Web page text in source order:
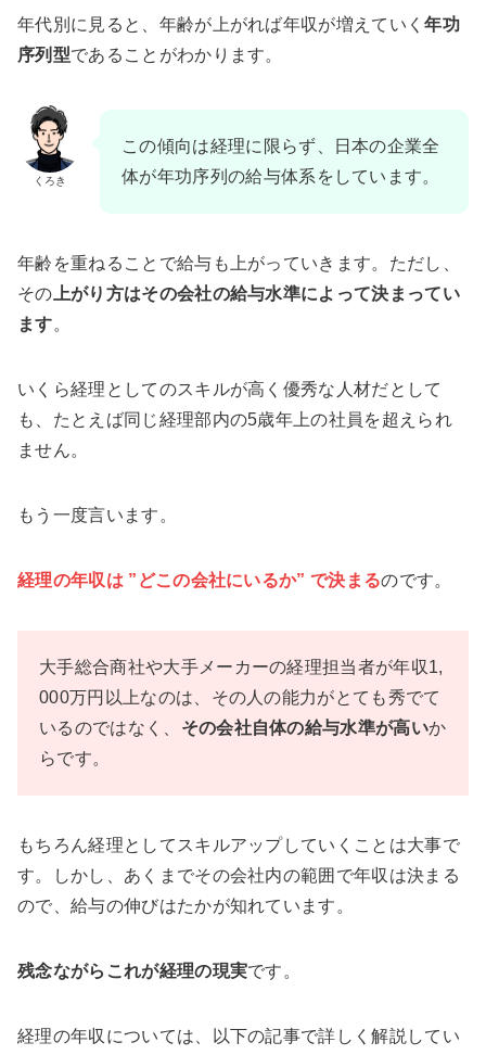
年代別に見ると、年齢が上がれば年収が増えていく年功
序列型であることがわかります。
くろき
この傾向は経理に限らず、日本の企業全
体が年功序列の給与体系をしています。
年齢を重ねることで給与も上がっていきます。ただし、
その 上がり方はその会社の給与水準によって決まってい
ます。
いくら経理としてのスキルが高く優秀な人材だとして
も、たとえば同じ経理部内の5歳年上の社員を超えられ
ません。
もう一度言います。
経理の年収は ”どこの会社にいるか” で決まるのです。
大手総合商社や大手メーカーの経理担当者が年収1,
000万円以上なのは、その人の能力がとても秀でて
いるのではなく、 その会社自体の給与水準が高いか
らです。
もちろん経理としてスキルアップしていくことは大事で
す。しかし、あくまでその会社内の範囲で年収は決まる
ので、給与の伸びはたかが知れています。
残念ながらこれが経理の現実です。
経理の年収については、以下の記事で詳しく解説してい